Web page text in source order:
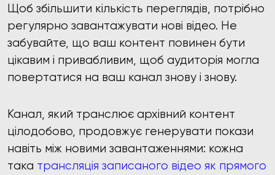
Щоб збільшити кількість переглядів, потрібно
регулярно завантажувати нові відео. Не
забувайте, що ваш контент повинен бути
цікавим і привабливим, щоб аудиторія могла
повертатися на ваш канал знову і знову.
Канал, який транслює архівний контент
цілодобово, продовжує генерувати покази
навіть між новими завантаженнями: кожна
така трансляція записаного відео як прямого